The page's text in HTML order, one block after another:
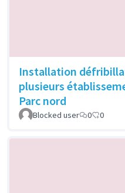
Installation
plusieurs
Parc nord
Blocked user 0 0